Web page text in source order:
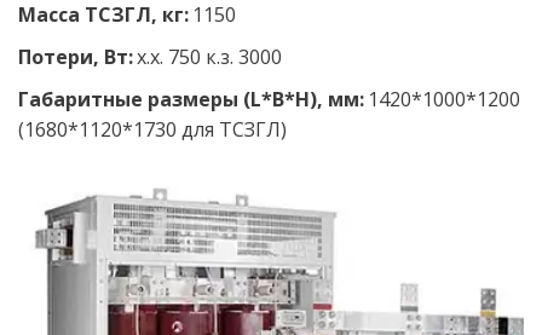
Масса ТСЗГЛ, кг: 1150
Потери, Вт: х.х. 750 к.з. 3000
Габаритные размеры (L*B*H), мм: 1420*1000*1200
(1680*1120*1730 для ТСЗГЛ)